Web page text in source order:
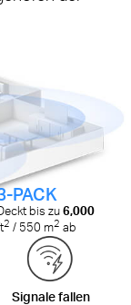
Signale fallen
PACK
bis zu6,000
2 / 550 m2 ab